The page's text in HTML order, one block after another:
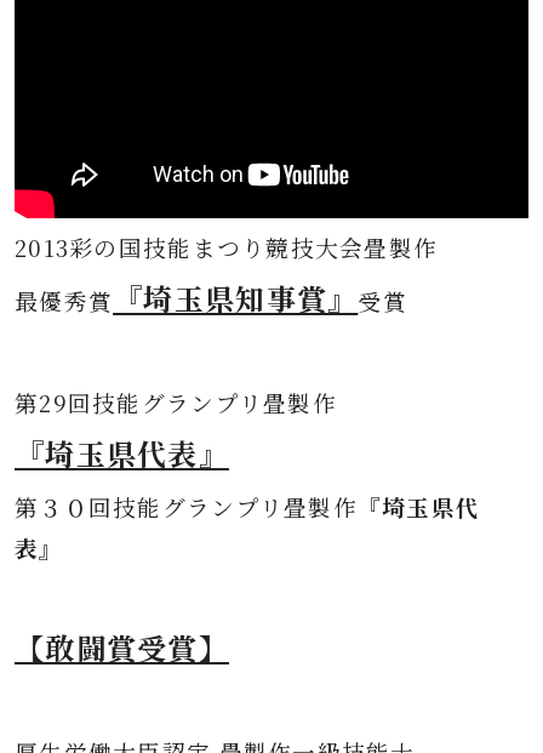
2013彩の国技能まつり競技大会畳製作
最優秀賞
『埼玉県知事賞』 受賞
第29回技能グランプリ畳製作
『埼玉県代表』
第３０ 回技能グランプリ畳製作 『埼玉県代
表』
【敢闘賞受賞】